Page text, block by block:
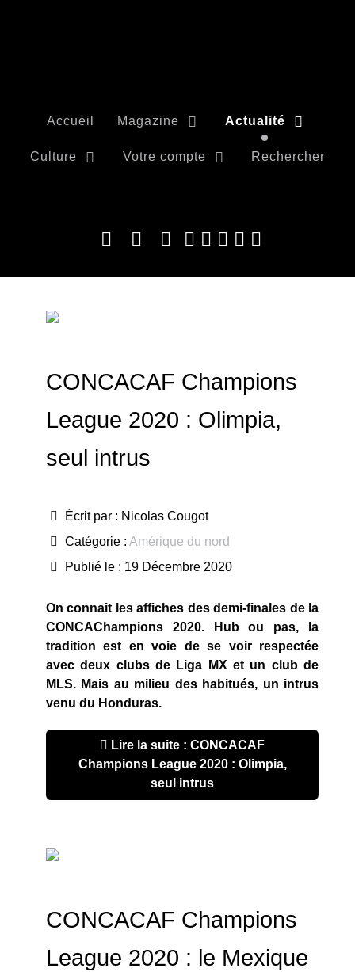
Accueil Magazine Actualité
Culture Votre compte Rechercher
CONCACAF Champions
League 2020 : Olimpia,
seul intrus
Écrit par : Nicolas Cougot
Catégorie : Amérique du nord
Publié le : 19 Décembre 2020
On connait les affiches des demi-finales de la
CONCAChampions 2020. Hub ou pas, la
tradition est en voie de se voir respectée
avec deux clubs de Liga MX et un club de
MLS. Mais au milieu des habitués, un intrus
venu du Honduras.
Lire la suite : CONCACAF
Champions League 2020 : Olimpia,
seul intrus
CONCACAF Champions
League 2020 : le Mexique